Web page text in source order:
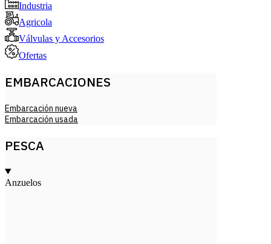
Industria
Agricola
Válvulas y Accesorios
Ofertas
EMBARCACIONES
Embarcación nueva
Embarcación usada
PESCA
Anzuelos